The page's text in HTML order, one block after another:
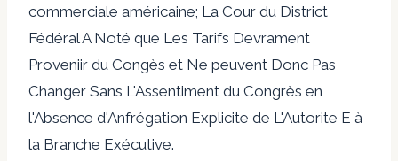
commerciale américaine; La Cour du District
Fédéral A Noté que Les Tarifs Devrament
Proveniir du Congès et Ne peuvent Donc Pas
Changer Sans L'Assentiment du Congrès en
l'Absence d'Anfrégation Explicite de L'Autorite E à
la Branche Exécutive.